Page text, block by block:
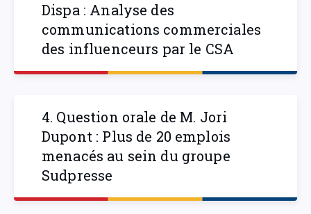
Dispa : Analyse des
communications commerciales
des influenceurs par le CSA
4. Question orale de M. Jori
Dupont : Plus de 20 emplois
menacés au sein du groupe
Sudpresse